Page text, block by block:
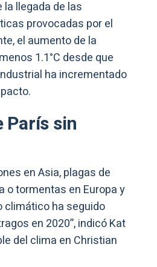
llegada de las
provocadas por el
el aumento de la
1.1°C desde que
ha incrementado
París sin
en Asia, plagas de
o tormentas en Europa y
climático ha seguido
en 2020”, indicó Kat
del clima en Christian